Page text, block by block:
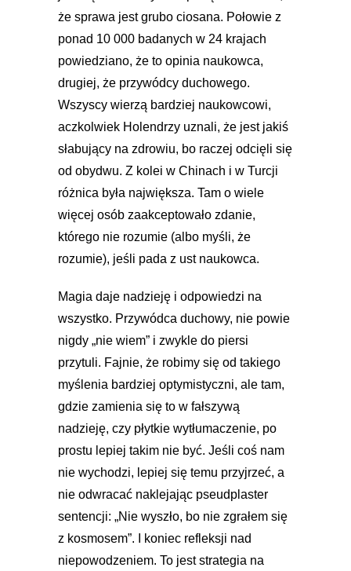
że sprawa jest grubo ciosana. Połowie z
ponad 10 000 badanych w 24 krajach
powiedziano, że to opinia naukowca,
drugiej, że przywódcy duchowego.
Wszyscy wierzą bardziej naukowcowi,
aczkolwiek Holendrzy uznali, że jest jakiś
słabujący na zdrowiu, bo raczej odcięli się
od obydwu. Z kolei w Chinach i w Turcji
różnica była największa. Tam o wiele
więcej osób zaakceptowało zdanie,
którego nie rozumie (albo myśli, że
rozumie), jeśli pada z ust naukowca.
Magia daje nadzieję i odpowiedzi na
wszystko. Przywódca duchowy, nie powie
nigdy „nie wiem” i zwykle do piersi
przytuli. Fajnie, że robimy się od takiego
myślenia bardziej optymistyczni, ale tam,
gdzie zamienia się to w fałszywą
nadzieję, czy płytkie wytłumaczenie, po
prostu lepiej takim nie być. Jeśli coś nam
nie wychodzi, lepiej się temu przyjrzeć, a
nie odwracać naklejając pseudplaster
sentencji: „Nie wyszło, bo nie zgrałem się
z kosmosem”. I koniec refleksji nad
niepowodzeniem. To jest strategia na